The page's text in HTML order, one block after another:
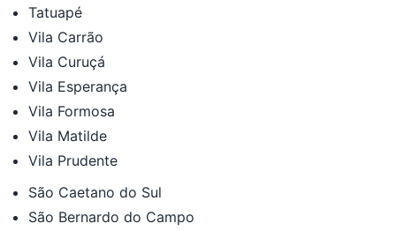
Tatuapé
Vila Carrão
Vila Curuçá
Vila Esperança
Vila Formosa
Vila Matilde
Vila Prudente
São Caetano do Sul
São Bernardo do Campo